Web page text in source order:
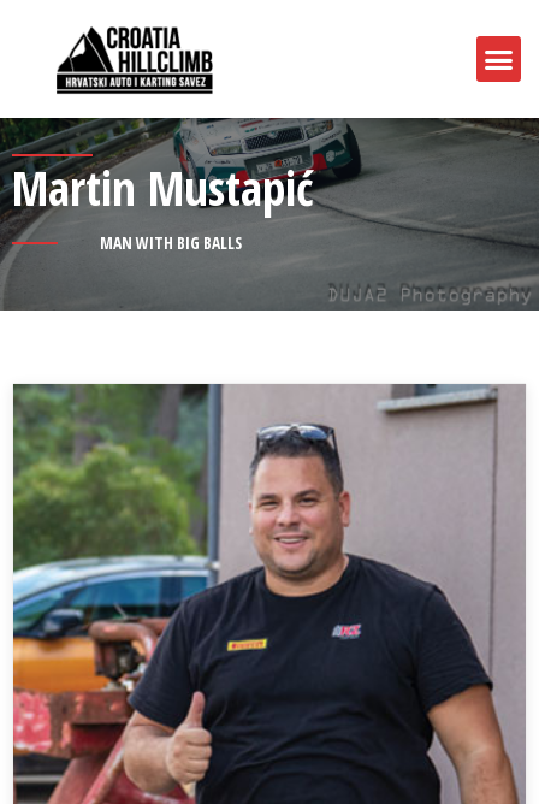
Martin Mustapić
MAN WITH BIG BALLS